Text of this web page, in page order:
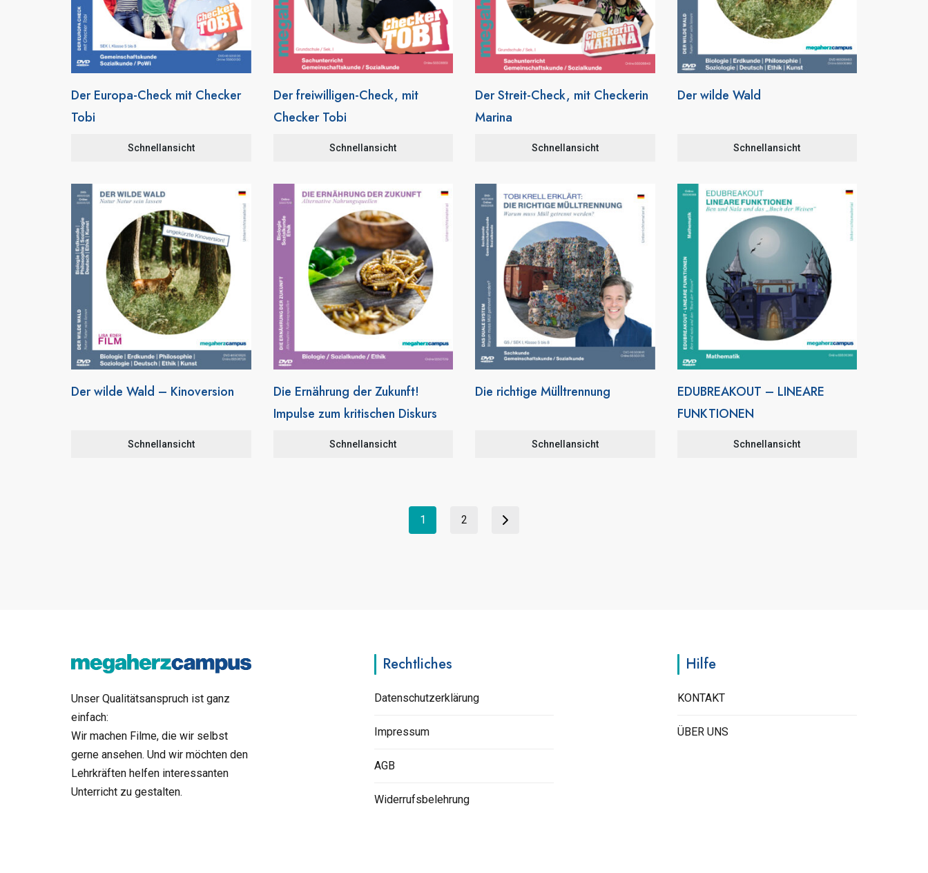
Der Europa-Check mit Checker
Tobi
Schnellansicht
Der freiwilligen-Check, mit
Checker Tobi
Schnellansicht
Der Streit-Check, mit Checkerin
Marina
Schnellansicht
Der wilde Wald
Schnellansicht
Der wilde Wald – Kinoversion
Schnellansicht
Die Ernährung der Zukunft!
Impulse zum kritischen Diskurs
Schnellansicht
Die richtige Mülltrennung
Schnellansicht
EDUBREAKOUT – LINEARE
FUNKTIONEN
Schnellansicht
1 2
Unser Qualitätsanspruch ist ganz
einfach:
Wir machen Filme, die wir selbst
gerne ansehen. Und wir möchten den
Lehrkräften helfen interessanten
Unterricht zu gestalten.
Rechtliches
Datenschutzerklärung
Impressum
AGB
Widerrufsbelehrung
Hilfe
KONTAKT
ÜBER UNS